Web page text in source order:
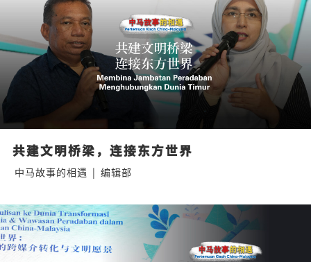
共建文明桥梁，连接东方世界
中马故事的相遇 | 编辑部